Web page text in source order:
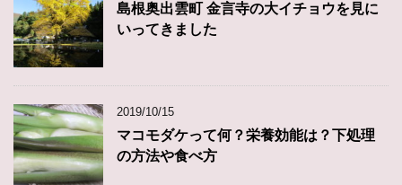
島根奥出雲町 金言寺の大イチョウを見に
いってきました
2019/10/15
マコモダケって何？栄養効能は？下処理
の方法や食べ方